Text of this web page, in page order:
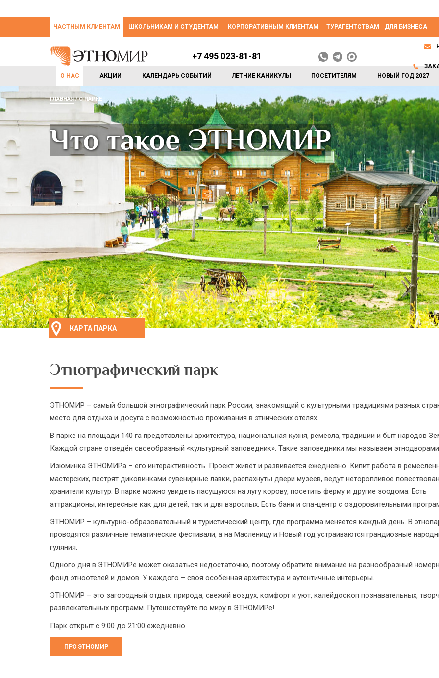
ЧАСТНЫМ КЛИЕНТАМ ШКОЛЬНИКАМ И СТУДЕНТАМ КОРПОРАТИВНЫМ КЛИЕНТАМ ТУРАГЕНТСТВАМ ДЛЯ БИЗНЕСА
О НАС АКЦИИ КАЛЕНДАРЬ СОБЫТИЙ ЛЕТНИЕ КАНИКУЛЫ ПОСЕТИТЕЛЯМ НОВЫЙ ГОД 2027
+7 495 023-81-81
ГЛАВНАЯ О ПАРКЕ
Что такое ЭТНОМИР
КАРТА ПАРКА
Этнографический парк
ЭТНОМИР – самый большой этнографический парк России, знакомящий с культурными традициями разных
место для отдыха и досуга с возможностью проживания в этнических отелях.
В парке на площади 140 га представлены архитектура, национальная кухня, ремёсла, традиции и быт народов
Каждой стране отведён своеобразный «культурный заповедник». Такие заповедники мы называем
Изюминка ЭТНОМИРа – его интерактивность. Проект живёт и развивается ежедневно. Кипит работа в
мастерских, пестрят диковинками сувенирные лавки, распахнуты двери музеев, ведут неторопливое
хранители культур. В парке можно увидеть пасущуюся на лугу корову, посетить ферму и другие зоодома. Есть
аттракционы, интересные как для детей, так и для взрослых. Есть бани и спа-центр с оздоровительными
ЭТНОМИР – культурно-образовательный и туристический центр, где программа меняется каждый день. В
проводятся различные тематические фестивали, а на Масленицу и Новый год устраиваются грандиозные
гуляния.
Одного дня в ЭТНОМИРе может оказаться недостаточно, поэтому обратите внимание на разнообразный
фонд этноотелей и домов. У каждого – своя особенная архитектура и аутентичные интерьеры.
ЭТНОМИР – это загородный отдых, природа, свежий воздух, комфорт и уют, калейдоскоп познавательных,
развлекательных программ. Путешествуйте по миру в ЭТНОМИРе!
Парк открыт с 9:00 до 21:00 ежедневно.
ПРО ЭТНОМИР